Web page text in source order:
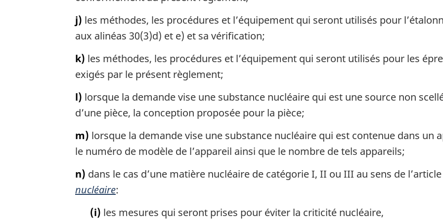
j) les méthodes, les procédures et l’équipement qui seront utilisés pour
aux alinéas 30(3)d) et e) et sa vérification;
k) les méthodes, les procédures et l’équipement qui seront utilisés pour les
exigés par le présent règlement;
l) lorsque la demande vise une substance nucléaire qui est une source non
d’une pièce, la conception proposée pour la pièce;
m) lorsque la demande vise une substance nucléaire qui est contenue dans un
le numéro de modèle de l’appareil ainsi que le nombre de tels appareils;
n) dans le cas d’une matière nucléaire de catégorie I, II ou III au sens de
nucléaire:
(i) les mesures qui seront prises pour éviter la criticité nucléaire,